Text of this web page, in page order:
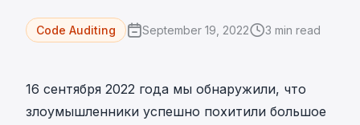
Code Auditing September 19, 2022 3 min read
16 сентября 2022 года мы обнаружили, что
злоумышленники успешно похитили большое